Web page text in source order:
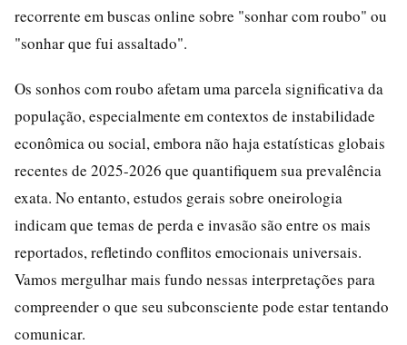
recorrente em buscas online sobre "sonhar com roubo" ou
"sonhar que fui assaltado".
Os sonhos com roubo afetam uma parcela significativa da
população, especialmente em contextos de instabilidade
econômica ou social, embora não haja estatísticas globais
recentes de 2025-2026 que quantifiquem sua prevalência
exata. No entanto, estudos gerais sobre oneirologia
indicam que temas de perda e invasão são entre os mais
reportados, refletindo conflitos emocionais universais.
Vamos mergulhar mais fundo nessas interpretações para
compreender o que seu subconsciente pode estar tentando
comunicar.